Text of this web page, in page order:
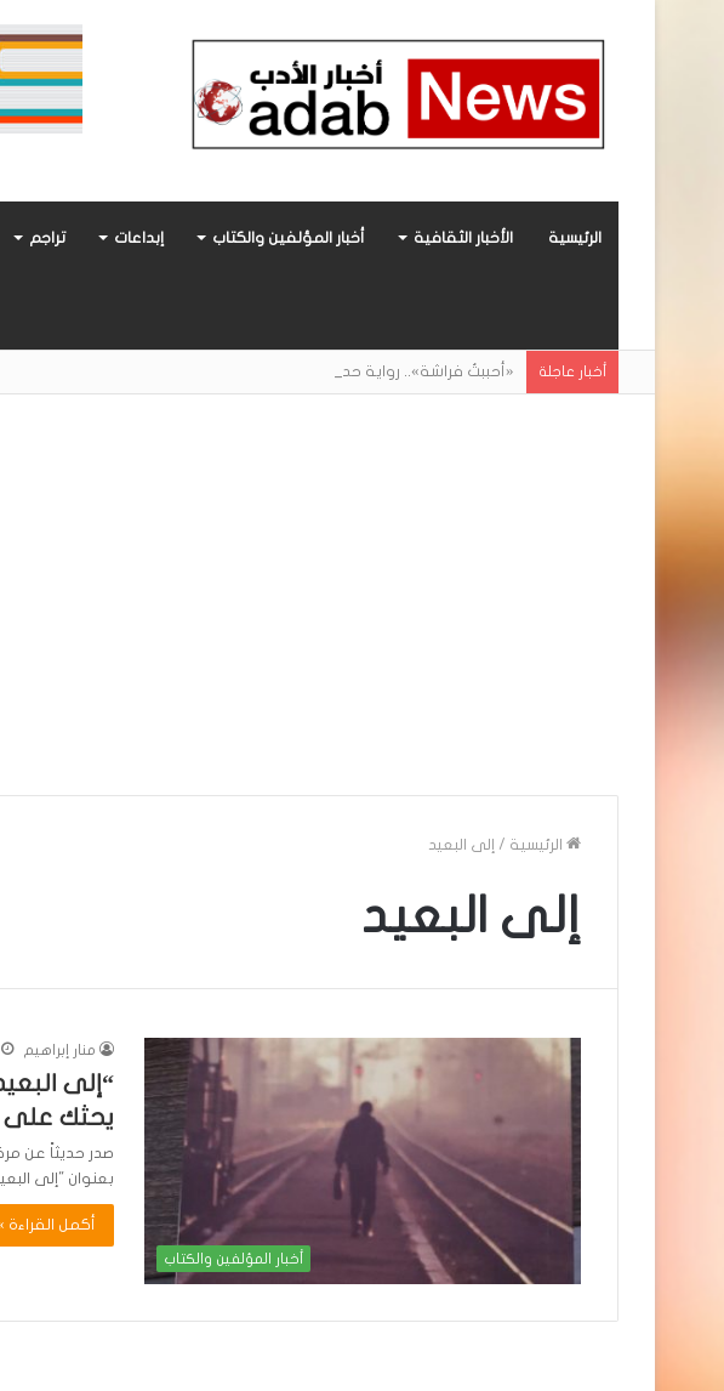
الرئيسية الأخبار الثقافية أخبار المؤلفين والكتاب إبداعات تراجم
أخبار عاجلة «أحببتُ فراشة».. رواية حديثة صادرة عن مركز الأدب العربي تغوص في هشاشة
الرئيسية / إلى البعيد
إلى البعيد
أخبار المؤلفين والكتاب
منار إبراهيم
“إلى
يحثك
صدر حديثاً عن
بعنوان "إلى
أكمل القراءة